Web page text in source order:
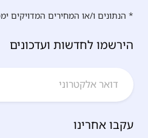
* הנתונים ו/או המחירים המדויקים
הירשמו לחדשות ועדכונים
עקבו אחרינו